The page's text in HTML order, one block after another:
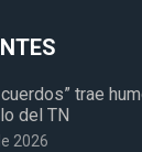
trae
del TN
2026